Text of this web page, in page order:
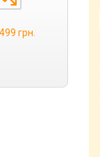
грн.